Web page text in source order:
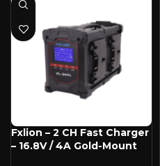
Fxlion – 2 CH Fast Charger
– 16.8V / 4A Gold-Mount